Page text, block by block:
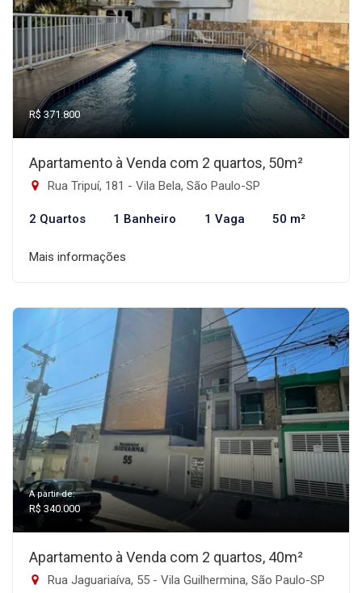
R$ 371.800
Apartamento à Venda com 2 quartos, 50m²
Rua Tripuí, 181 - Vila Bela, São Paulo-SP
2 Quartos 1 Banheiro 1 Vaga 50 m²
Mais informações
A partir de:
R$ 340.000
Apartamento à Venda com 2 quartos, 40m²
Rua Jaguariaíva, 55 - Vila Guilhermina, São Paulo-SP